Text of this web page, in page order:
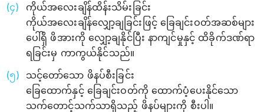
ကိုယ်အလေးချိန်ထိန်းသိမ်းခြင်း
ကိုယ်အလေးချိန်လျှော့ချခြင်းဖြင့် ခြေချင်းဝတ်အဆစ်များ
ပေါ်ရှိ ဖိအားကို လျှော့ချနိုင်ပြီး နာကျင်မှုနှင့် ထိခိုက်ဒဏ်ရာ
ရခြင်းမှ ကာကွယ်နိုင်သည်။
သင့်တော်သော ဖိနပ်စီးခြင်း
ခြေထောက်နှင့် ခြေချင်းဝတ်ကို ထောက်ပံ့ပေးနိုင်သော
သက်တောင့်သက်သာရှိသည့် ဖိနပ်များကို စီးပါ။